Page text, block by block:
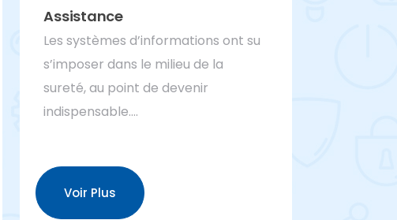
Assistance
Les systèmes d’informations ont su
s’imposer dans le milieu de la
sureté, au point de devenir
indispensable….
Voir Plus